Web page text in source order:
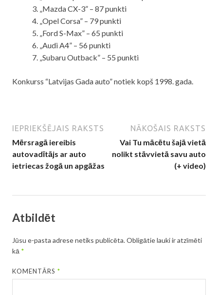
„Mazda CX-3” – 87 punkti
„Opel Corsa” – 79 punkti
„Ford S-Max” – 65 punkti
„Audi A4” – 56 punkti
„Subaru Outback” – 55 punkti
Konkurss “Latvijas Gada auto” notiek kopš 1998. gada.
IEPRIEKŠĒJAIS RAKSTS
Mērsragā iereibis
autovadītājs ar auto
ietriecas žogā un apgāžas
NĀKOŠAIS RAKSTS
Vai Tu mācētu šajā vietā
nolikt stāvvietā savu auto
(+ video)
Atbildēt
Jūsu e-pasta adrese netiks publicēta.Obligātie lauki ir atzīmēti
kā *
KOMENTĀRS*